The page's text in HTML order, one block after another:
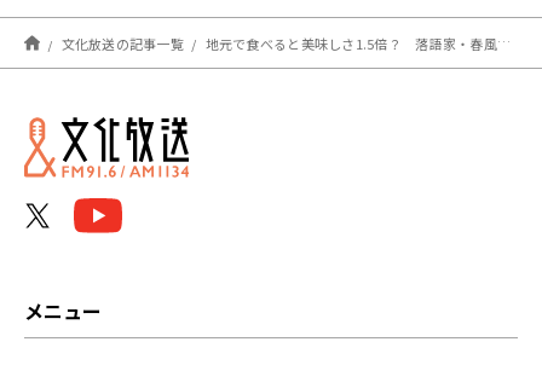
文化放送の記事一覧 地元で食べると美味しさ1.5倍？ 落語家・春風亭一蔵が語る地方グルメの魅力
メニュー